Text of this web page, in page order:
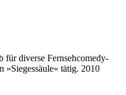
für diverse Fernsehcomedy-
»Siegessäule« tätig. 2010